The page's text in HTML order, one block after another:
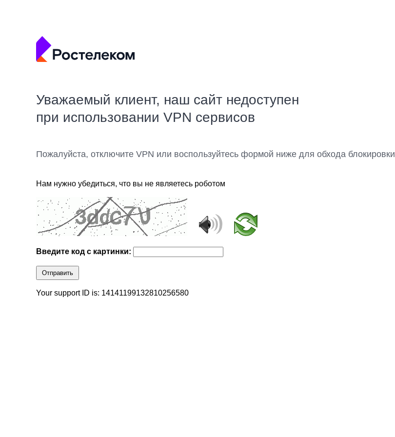
Уважаемый клиент, наш сайт недоступен
при использовании VPN сервисов
Пожалуйста, отключите VPN или воспользуйтесь формой ниже для обхода блокировки
Нам нужно убедиться, что вы не являетесь роботом
Введите код с картинки:
Отправить
Your support ID is: 14141199132810256580